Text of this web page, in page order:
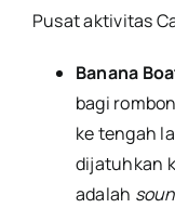
Pusat aktivitas
Banana
bagi
ke tengah
dijatuhkan
adalah